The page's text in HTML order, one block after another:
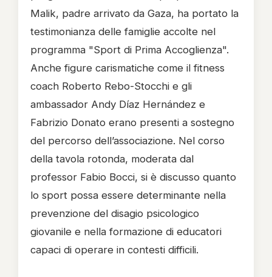
Malik, padre arrivato da Gaza, ha portato la
testimonianza delle famiglie accolte nel
programma "Sport di Prima Accoglienza".
Anche figure carismatiche come il fitness
coach Roberto Rebo-Stocchi e gli
ambassador Andy Díaz Hernández e
Fabrizio Donato erano presenti a sostegno
del percorso dell’associazione. Nel corso
della tavola rotonda, moderata dal
professor Fabio Bocci, si è discusso quanto
lo sport possa essere determinante nella
prevenzione del disagio psicologico
giovanile e nella formazione di educatori
capaci di operare in contesti difficili.